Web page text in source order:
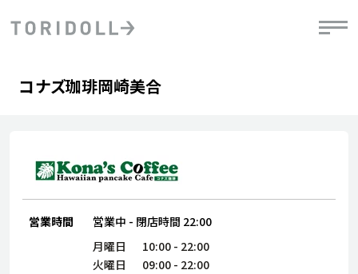
会社情報
経営理念
PRニュース
中長期経営計画
デジタルトランス
フォーメーション戦略
DXビジョン2028
トリドールのDX ～これまでとこれから～
ライブラリ
粟田社長が語る
トリドールのサステナビリティ
コミュニケーション
コナズ珈琲岡崎美合
営業時間 営業中 - 閉店時間 22:00
月曜日 10:00 - 22:00
火曜日
09:00 - 22:00